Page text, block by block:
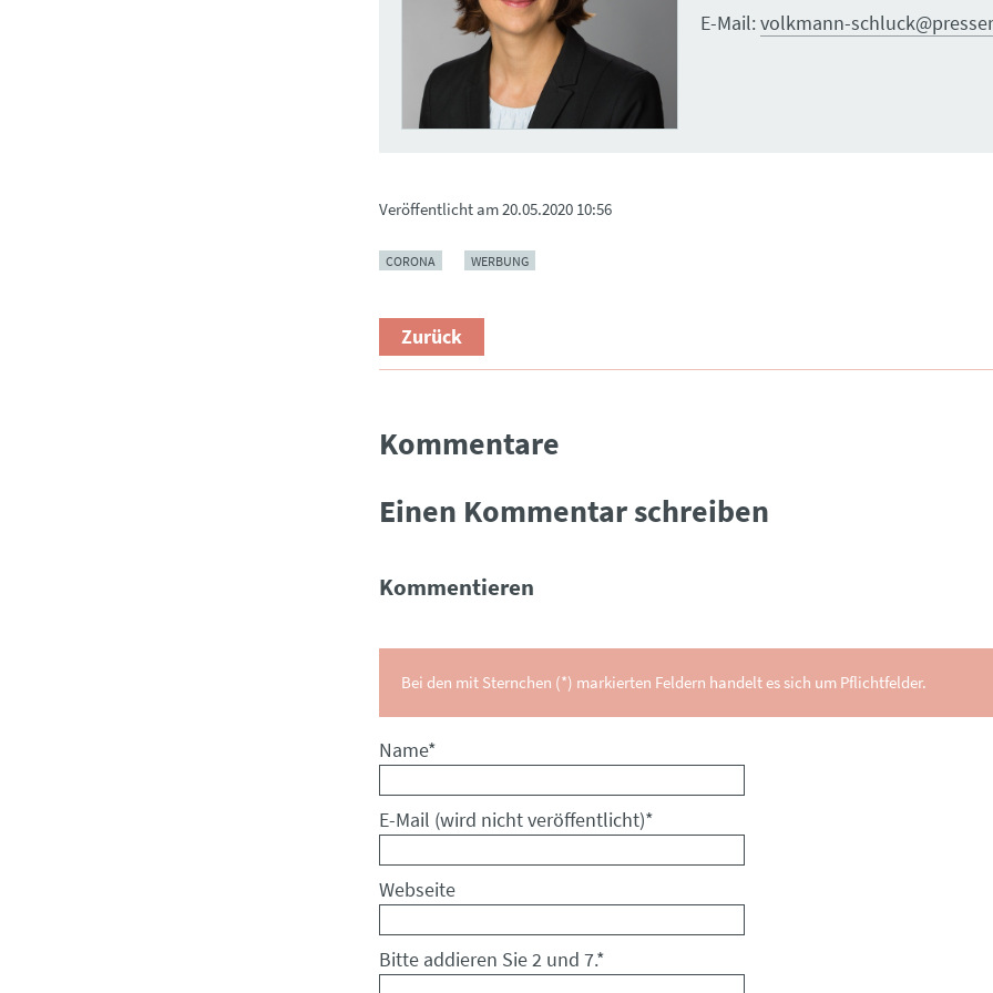
E-Mail:volkmann-
Veröffentlicht am20.05.2020 10:56
CORONA WERBUNG
Zurück
Kommentare
Einen Kommentar schreiben
Kommentieren
Bei den mit Sternchen (*) markierten Feldern handelt es sich um Pflichtfelder.
Pflichtfeld
Name*
Pflichtfeld
E-Mail (wird nicht veröffentlicht)*
Webseite
Bitte addieren Sie 2 und 7.*